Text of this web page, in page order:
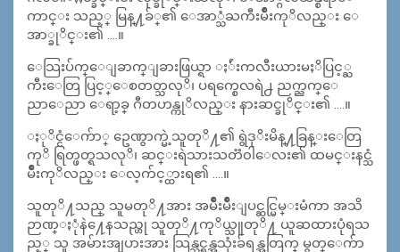
ကာင္း သည့္ မြန္႔ခ်္၏ ေအာ္သံႀကီးမ်ဳိးကုိလည္း ေ
အာ္ခုိင္း၏ ….။
ေသြးပ်က္ေျခာက္ျခားဖြယ္ရာ ႏ်ဴးကလီးယားမႈိပြင့္ႀ
ကီးေတြ ပြင့္ေစတတ္သလုိ၊ ပရက္စေလရဲ႕ ညက္ညက္ေ
ညာေညာ ေရာ့ခ္ ဂီတဟန္ကုိလည္း နားဆင္ခုိင္း၏ ….။
ႏုိင္ငံေက်ာ္ ဥေဏွာက္မဲ့သူတုိ႔၏ ရွဲဒုိးမိန္႔ခြန္းေတြ
ကုိ ရြတ္ဖတ္ရသလုိ၊ ဆင္းရဲသားသတၱ၀ါေလး၏ ထမင္းနင္သံ
မ်ဳိးကုိလည္း ေလ့က်င့္ထားရ၏ ….။
သူတုိ႔သည္ သူမတုိ႔အား အမ်ဳိးမ်ဳိးျပင္ဆင္မြမ္းမံကာ အသိ
ဉာဏ္ႏုံနဲ႔ေနသည္ဟု သူတုိ႔ကုိယ္သူတုိ႔ ယူဆထားပုံရသ
ည့္ သူ အမ်ားအျပားအား သြန္သင္ရန္အသုံးခ်ရန္အတြက္ မွတ္ေက်ာ